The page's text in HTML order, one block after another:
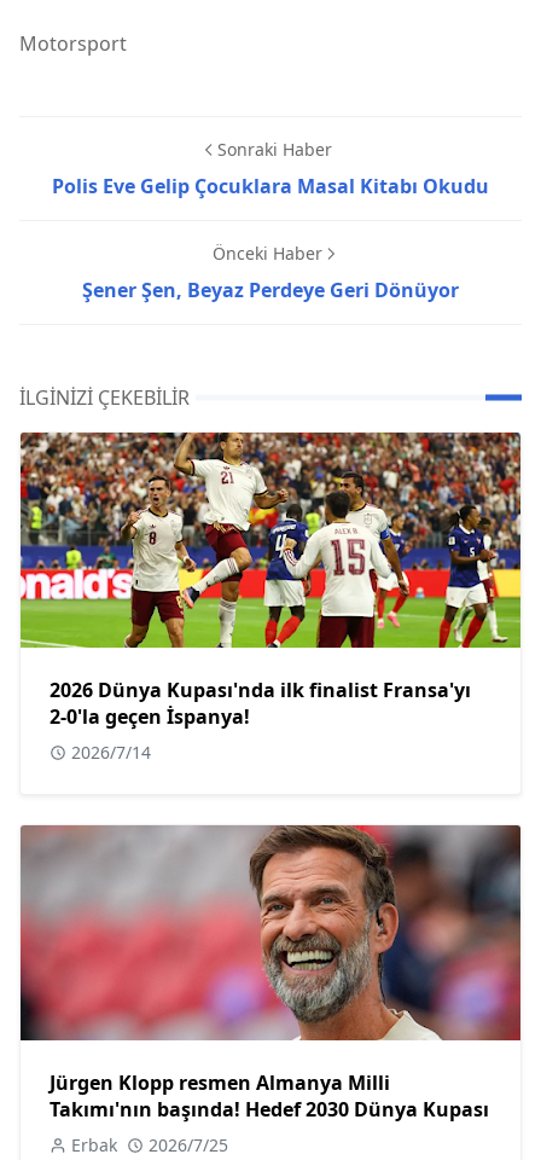
Motorsport
Sonraki Haber
Polis Eve Gelip Çocuklara Masal Kitabı Okudu
Önceki Haber
Şener Şen, Beyaz Perdeye Geri Dönüyor
İLGINIZI ÇEKEBILIR
2026 Dünya Kupası'nda ilk finalist Fransa'yı
2-0'la geçen İspanya!
2026/7/14
Jürgen Klopp resmen Almanya Milli
Takımı'nın başında! Hedef 2030 Dünya Kupası
Erbak 2026/7/25